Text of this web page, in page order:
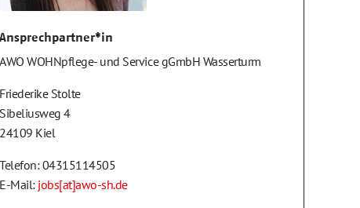
Ansprechpartner*in
AWO WOHNpflege- und Service gGmbH Wasserturm
Friederike Stolte
Sibeliusweg 4
24109 Kiel
Telefon: 04315114505
E-Mail: jobs[at]awo-sh.de